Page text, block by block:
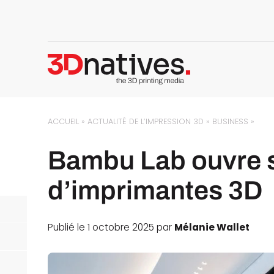
ACCUEIL »ACTUALITÉ DE L’IMPRESSION 3D » BUSINESS »
Bambu Lab ouvre
d’imprimantes 3D
Publié le 1 octobre 2025 par Mélanie Wallet